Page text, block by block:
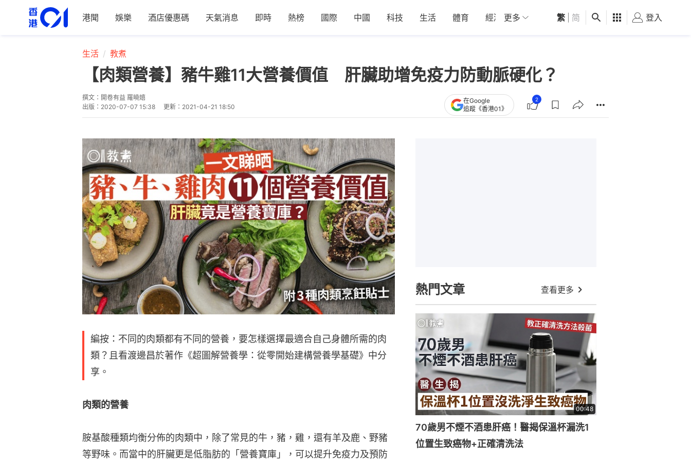
港聞 娛樂 酒店優惠碼 天氣消息 即時 熱榜 國際 中國 科技 生活 體育 經濟 01深圳 觀點 健康 好食玩飛
更多 繁 简 登入
生活 教煮
【肉類營養】豬牛雞11大營養價值 肝臟助增免疫力防動脈硬化？
撰文： 開卷有益 羅曉嬉
出版： 2020-07-07 15:38 更新： 2021-04-21 18:50
在Google
追蹤《香港01》
2
編按：不同的肉類都有不同的營養，要怎樣選擇最適合自己身體所需的肉
類？且看渡邊昌於著作《超圖解營養學：從零開始建構營養學基礎》中分
享。
肉類的營養
胺基酸種類均衡分佈的肉類中，除了常見的牛，豬，雞，還有羊及鹿、野豬
等野味。而當中的肝臟更是低脂肪的「營養寶庫」，可以提升免疫力及預防
熱門文章 查看更多
00:48
70歲男不煙不酒患肝癌！醫揭保溫杯漏洗1
位置生致癌物+正確清洗法